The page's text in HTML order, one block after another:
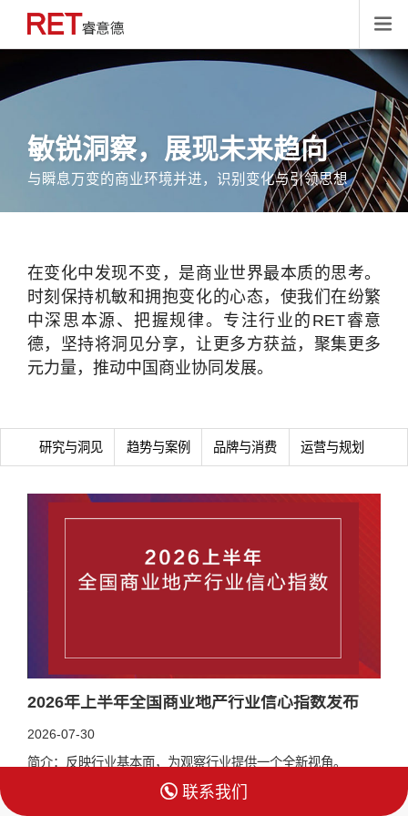

敏锐洞察，展现未来趋向
与瞬息万变的商业环境并进，识别变化与引领思想
在变化中发现不变，是商业世界最本质的思考。
时刻保持机敏和拥抱变化的心态，使我们在纷繁
中深思本源、把握规律。专注行业的RET睿意
德，坚持将洞见分享，让更多方获益，聚集更多
元力量，推动中国商业协同发展。
研究与洞见 趋势与案例 品牌与消费 运营与规划
2026年上半年全国商业地产行业信心指数发布
2026-07-30
简介：反映行业基本面，为观察行业提供一个全新视角。
 联系我们